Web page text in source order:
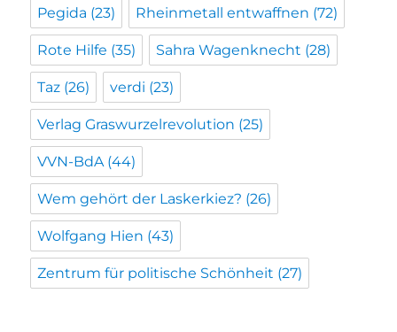
Pegida (23) Rheinmetall entwaffnen (72)
Rote Hilfe (35) Sahra Wagenknecht (28)
Taz (26) verdi (23)
Verlag Graswurzelrevolution (25)
VVN-BdA (44)
Wem gehört der Laskerkiez? (26)
Wolfgang Hien (43)
Zentrum für politische Schönheit (27)